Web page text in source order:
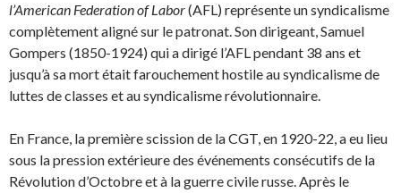
l’American Federation of Labor(AFL) représente un syndicalisme
complètement aligné sur le patronat. Son dirigeant, Samuel
Gompers (1850-1924) qui a dirigé l’AFL pendant 38 ans et
jusqu’à sa mort était farouchement hostile au syndicalisme de
luttes de classes et au syndicalisme révolutionnaire.
En France, la première scission de la CGT, en 1920-22, a eu lieu
sous la pression extérieure des événements consécutifs de la
Révolution d’Octobre et à la guerre civile russe. Après le